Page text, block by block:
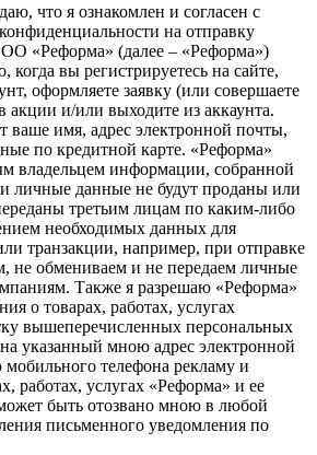
что я ознакомлен и согласен с
на отправку
«Реформа» (далее – «Реформа»)
вы регистрируетесь на сайте,
оформляете заявку (или совершаете
акции и/или выходите из аккаунта.
ваше имя, адрес электронной почты,
по кредитной карте. «Реформа»
владельцем информации, собранной
личные данные не будут проданы или
третьим лицам по каким-либо
необходимых данных для
транзакции, например, при отправке
не обмениваем и не передаем личные
Также я разрешаю «Реформа»
о товарах, работах, услугах
вышеперечисленных персональных
указанный мною адрес электронной
телефона рекламу и
работах, услугах «Реформа» и ее
быть отозвано мною в любой
письменного уведомления по